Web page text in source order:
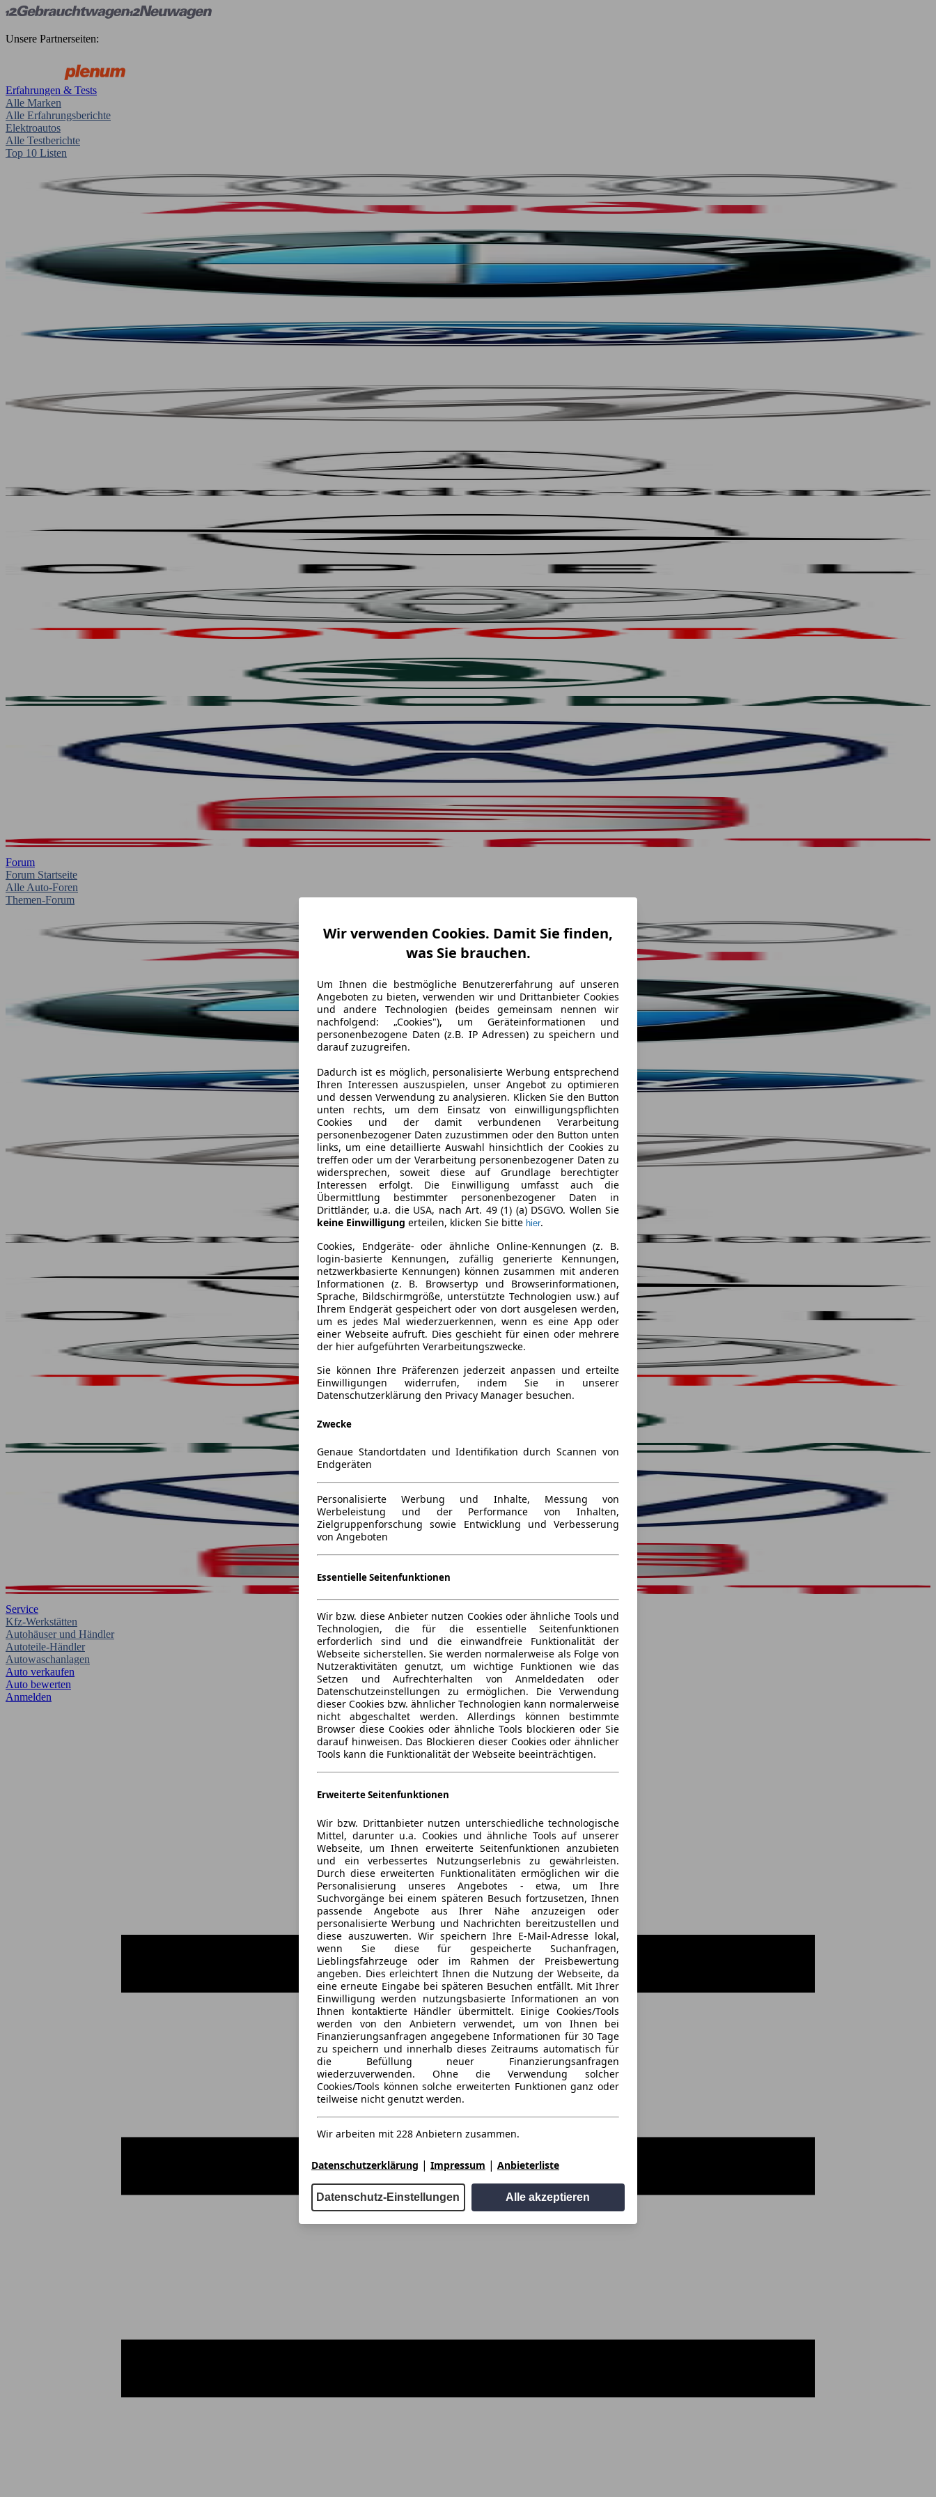
Unsere Partnerseiten:
Erfahrungen & Tests
Alle Marken
Alle Erfahrungsberichte
Elektroautos
Alle Testberichte
Top 10 Listen
Forum
Forum Startseite
Alle Auto-Foren
Themen-Forum
Service
Kfz-Werkstätten
Autohäuser und Händler
Autoteile-Händler
Autowaschanlagen
Auto verkaufen
Auto bewerten
Anmelden
Wir verwenden Cookies. Damit Sie finden,
was Sie brauchen.
Um Ihnen die bestmögliche Benutzererfahrung auf unseren
Angeboten zu bieten, verwenden wir und Drittanbieter Cookies
und andere Technologien (beides gemeinsam nennen wir
nachfolgend: „Cookies"), um Geräteinformationen und
personenbezogene Daten (z.B. IP Adressen) zu speichern und
darauf zuzugreifen.
Dadurch ist es möglich, personalisierte Werbung entsprechend
Ihren Interessen auszuspielen, unser Angebot zu optimieren
und dessen Verwendung zu analysieren. Klicken Sie den Button
unten rechts, um dem Einsatz von einwilligungspflichten
Cookies und der damit verbundenen Verarbeitung
personenbezogener Daten zuzustimmen oder den Button unten
links, um eine detaillierte Auswahl hinsichtlich der Cookies zu
treffen oder um der Verarbeitung personenbezogener Daten zu
widersprechen, soweit diese auf Grundlage berechtigter
Interessen erfolgt. Die Einwilligung umfasst auch die
Übermittlung bestimmter personenbezogener Daten in
Drittländer, u.a. die USA, nach Art. 49 (1) (a) DSGVO. Wollen Sie
keine Einwilligung erteilen, klicken Sie bitte hier.
Cookies, Endgeräte- oder ähnliche Online-Kennungen (z. B.
login-basierte Kennungen, zufällig generierte Kennungen,
netzwerkbasierte Kennungen) können zusammen mit anderen
Informationen (z. B. Browsertyp und Browserinformationen,
Sprache, Bildschirmgröße, unterstützte Technologien usw.) auf
Ihrem Endgerät gespeichert oder von dort ausgelesen werden,
um es jedes Mal wiederzuerkennen, wenn es eine App oder
einer Webseite aufruft. Dies geschieht für einen oder mehrere
der hier aufgeführten Verarbeitungszwecke.
Sie können Ihre Präferenzen jederzeit anpassen und erteilte
Einwilligungen widerrufen, indem Sie in unserer
Datenschutzerklärung den Privacy Manager besuchen.
Zwecke
Genaue Standortdaten und Identifikation durch Scannen von
Endgeräten
Personalisierte Werbung und Inhalte, Messung von
Werbeleistung und der Performance von Inhalten,
Zielgruppenforschung sowie Entwicklung und Verbesserung
von Angeboten
Essentielle Seitenfunktionen
Wir bzw. diese Anbieter nutzen Cookies oder ähnliche Tools und
Technologien, die für die essentielle Seitenfunktionen
erforderlich sind und die einwandfreie Funktionalität der
Webseite sicherstellen. Sie werden normalerweise als Folge von
Nutzeraktivitäten genutzt, um wichtige Funktionen wie das
Setzen und Aufrechterhalten von Anmeldedaten oder
Datenschutzeinstellungen zu ermöglichen. Die Verwendung
dieser Cookies bzw. ähnlicher Technologien kann normalerweise
nicht abgeschaltet werden. Allerdings können bestimmte
Browser diese Cookies oder ähnliche Tools blockieren oder Sie
darauf hinweisen. Das Blockieren dieser Cookies oder ähnlicher
Tools kann die Funktionalität der Webseite beeinträchtigen.
Erweiterte Seitenfunktionen
Wir bzw. Drittanbieter nutzen unterschiedliche technologische
Mittel, darunter u.a. Cookies und ähnliche Tools auf unserer
Webseite, um Ihnen erweiterte Seitenfunktionen anzubieten
und ein verbessertes Nutzungserlebnis zu gewährleisten.
Durch diese erweiterten Funktionalitäten ermöglichen wir die
Personalisierung unseres Angebotes - etwa, um Ihre
Suchvorgänge bei einem späteren Besuch fortzusetzen, Ihnen
passende Angebote aus Ihrer Nähe anzuzeigen oder
personalisierte Werbung und Nachrichten bereitzustellen und
diese auszuwerten. Wir speichern Ihre E-Mail-Adresse lokal,
wenn Sie diese für gespeicherte Suchanfragen,
Lieblingsfahrzeuge oder im Rahmen der Preisbewertung
angeben. Dies erleichtert Ihnen die Nutzung der Webseite, da
eine erneute Eingabe bei späteren Besuchen entfällt. Mit Ihrer
Einwilligung werden nutzungsbasierte Informationen an von
Ihnen kontaktierte Händler übermittelt. Einige Cookies/Tools
werden von den Anbietern verwendet, um von Ihnen bei
Finanzierungsanfragen angegebene Informationen für 30 Tage
zu speichern und innerhalb dieses Zeitraums automatisch für
die Befüllung neuer Finanzierungsanfragen
wiederzuverwenden. Ohne die Verwendung solcher
Cookies/Tools können solche erweiterten Funktionen ganz oder
teilweise nicht genutzt werden.
Wir arbeiten mit 228 Anbietern zusammen.
Datenschutzerklärung | Impressum | Anbieterliste
Datenschutz-Einstellungen Alle akzeptieren